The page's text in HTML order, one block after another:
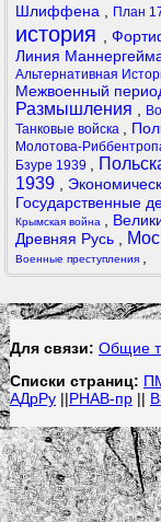
Шлиффена
План
история
Линия
Альтернативная
Межвоенный
Размышления
Танковые войска
Молотова-
Бзуре 1939
1939
Государственные
Крымская война
Древняя Русь
Военные преступления
Для связи: Общие
Списки страниц:
АДрРу||РНАВ-пр||